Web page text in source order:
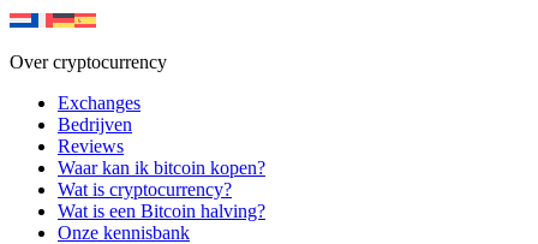
Over cryptocurrency
Exchanges
Bedrijven
Reviews
Waar kan ik bitcoin kopen?
Wat is cryptocurrency?
Wat is een Bitcoin halving?
Onze kennisbank